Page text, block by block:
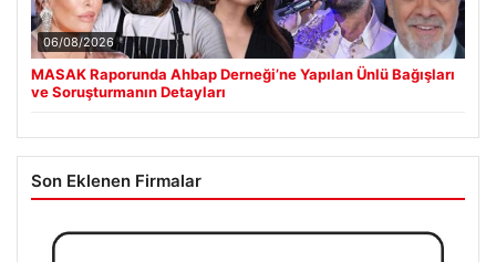
06/08/2026
MASAK Raporunda Ahbap Derneği’ne Yapılan Ünlü Bağışları
ve Soruşturmanın Detayları
Son Eklenen Firmalar